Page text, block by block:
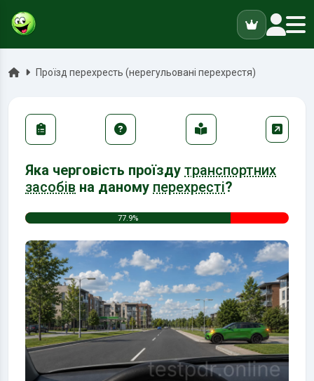
ГоловнаПроїзд перехресть (нерегульовані перехрестя)
Яка черговість проїзду транспортних
засобів на даному перехресті?
77.9%